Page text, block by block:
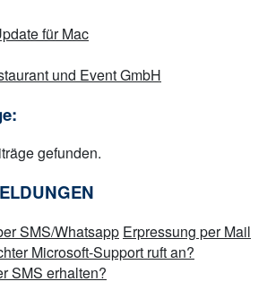
für Mac
und Event GmbH
gefunden.
SMS/Whatsapp Erpressung per Mail
Microsoft-Support ruft an?
SMS erhalten?